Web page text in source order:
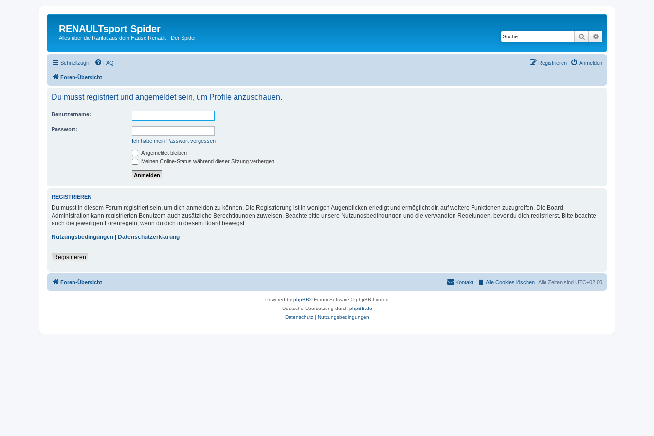
RENAULTsport Spider
Alles über die Rarität aus dem Hause Renault - Der Spider! Suche
Schnellzugriff FAQ Anmelden
Registrieren
Foren-Übersicht
Du musst registriert und angemeldet sein, um Profile anzuschauen.
Benutzername:
Passwort:
Ich habe mein Passwort vergessen
Angemeldet bleiben
Meinen Online-Status während dieser Sitzung verbergen
REGISTRIEREN
Du musst in diesem Forum registriert sein, um dich anmelden zu können. Die Registrierung ist in wenigen Augenblicken erledigt und ermöglicht dir, auf weitere Funktionen zuzugreifen. Die Board-
Administration kann registrierten Benutzern auch zusätzliche Berechtigungen zuweisen. Beachte bitte unsere Nutzungsbedingungen und die verwandten Regelungen, bevor du dich registrierst. Bitte beachte
auch die jeweiligen Forenregeln, wenn du dich in diesem Board bewegst.
Nutzungsbedingungen
Datenschutzerklärung
Registrieren
Foren-Übersicht Alle Zeiten sind UTC+02:00
Alle Cookies löschen
Kontakt
Powered by phpBB® Forum Software © phpBB Limited
Deutsche Übersetzung durch phpBB.de
Datenschutz| Nutzungsbedingungen